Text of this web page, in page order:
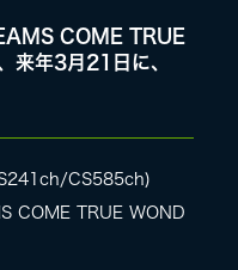
COME TRUE
年3月21日に、
CS585ch)
COME TRUE WOND